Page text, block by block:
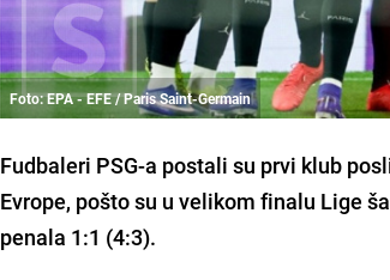
Foto: EPA - EFE / Paris Saint-Germain
Fudbaleri PSG-a postali su prvi klub
Evrope, pošto su u velikom finalu Lige
penala 1:1 (4:3).